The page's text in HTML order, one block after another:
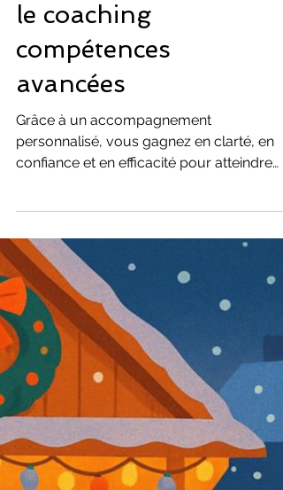
compétences avec
le coaching
compétences
avancées
Grâce à un accompagnement
personnalisé, vous gagnez en clarté, en